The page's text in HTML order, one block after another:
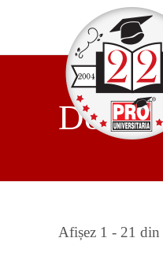
Afișez 1 - 21 din